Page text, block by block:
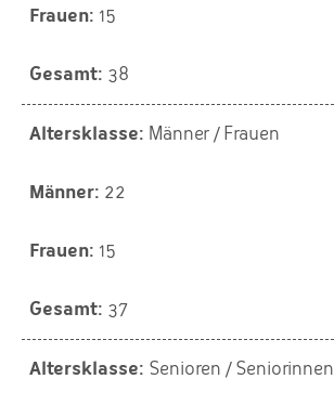
15
38
Männer / Frauen
22
15
37
Senioren / Seniorinnen